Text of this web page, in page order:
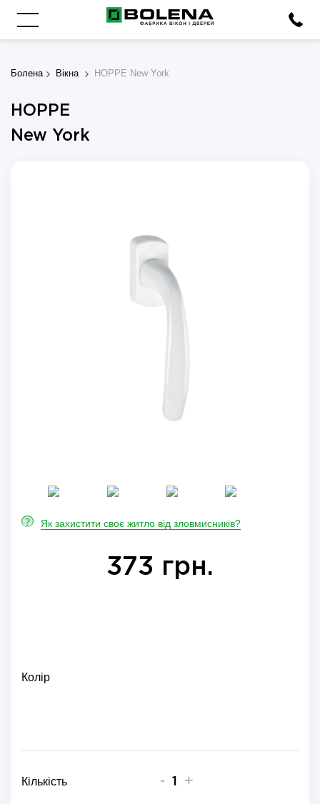
Болена Вікна HOPPE New York
HOPPE
New York
? Як захистити своє житло від зловмисників?
373 грн.
Колір
Кількість - +